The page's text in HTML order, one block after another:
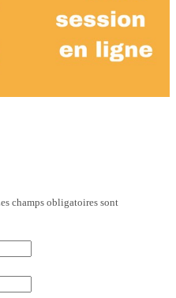
champs obligatoires sont